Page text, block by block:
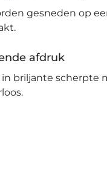
gesneden op
afdruk
briljante scherpte